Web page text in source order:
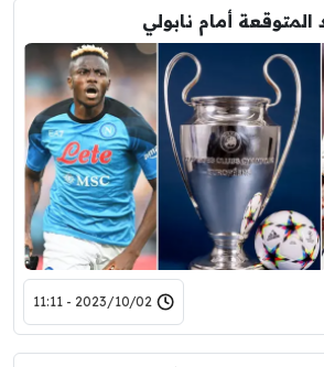
أمام نابولي
2023/10/02 - 11:11